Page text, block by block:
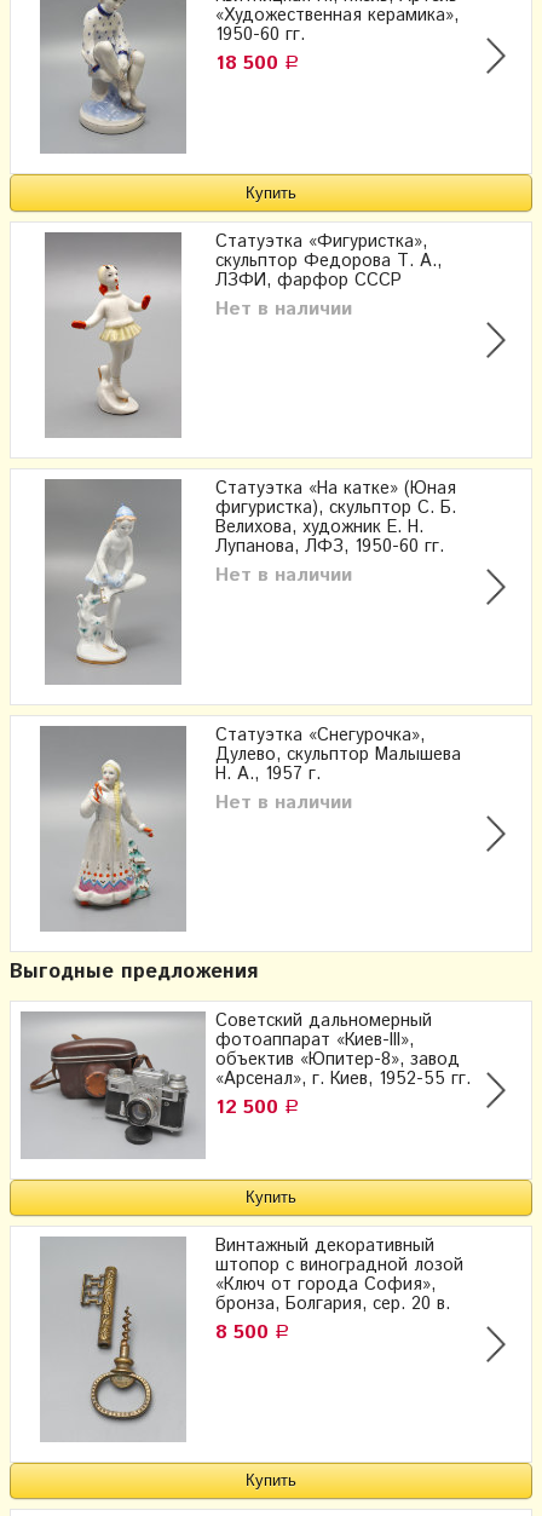
«Художественная керамика»,
1950-60 гг.
18 500 Р
Статуэтка «Фигуристка»,
скульптор Федорова Т. А.,
ЛЗФИ, фарфор СССР
Нет в наличии
Статуэтка «На катке» (Юная
фигуристка), скульптор С. Б.
Велихова, художник Е. Н.
Лупанова, ЛФЗ, 1950-60 гг.
Нет в наличии
Статуэтка «Снегурочка»,
Дулево, скульптор Малышева
Н. А., 1957 г.
Нет в наличии
Выгодные предложения
Советский дальномерный
фотоаппарат «Киев-III»,
объектив «Юпитер-8», завод
«Арсенал», г. Киев, 1952-55 гг.
12 500 Р
Винтажный декоративный
штопор с виноградной лозой
«Ключ от города София»,
бронза, Болгария, сер. 20 в.
8 500 Р